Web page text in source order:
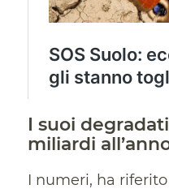
I suoi
miliardi
I numeri, ha